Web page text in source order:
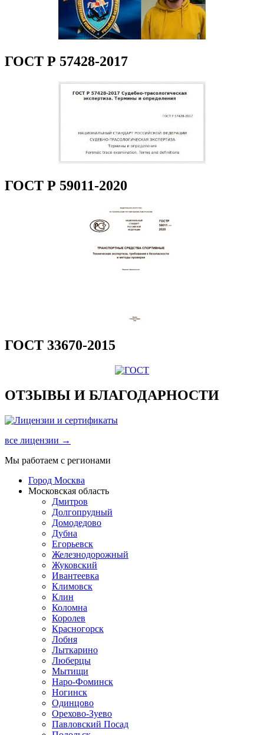
ГОСТ Р 57428-2017
ГОСТ Р 59011-2020
ГОСТ 33670-2015
ОТЗЫВЫ И БЛАГОДАРНОСТИ
все лицензии →
Мы работаем с регионами
Город Москва
Московская область
Дмитров
Долгопрудный
Домодедово
Дубна
Егорьевск
Железнодорожный
Жуковский
Ивантеевка
Климовск
Клин
Коломна
Королев
Красногорск
Лобня
Лыткарино
Люберцы
Мытищи
Наро-Фоминск
Ногинск
Одинцово
Орехово-Зуево
Павловский Посад